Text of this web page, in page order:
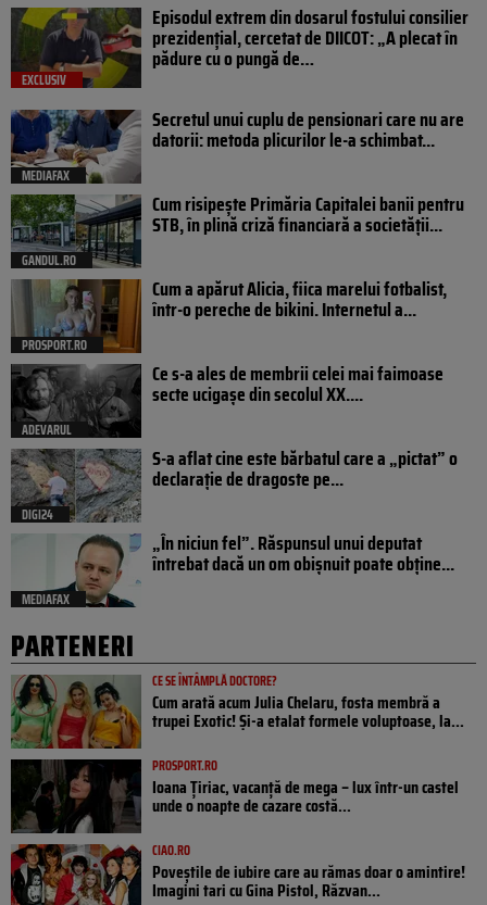
EXCLUSIV
Episodul extrem din dosarul fostului consilier
prezidențial, cercetat de DIICOT: „A plecat în
pădure cu o pungă de…
MEDIAFAX
Secretul unui cuplu de pensionari care nu are
datorii: metoda plicurilor le-a schimbat...
GANDUL.RO
Cum risipește Primăria Capitalei banii pentru
STB, în plină criză financiară a societății...
PROSPORT.RO
Cum a apărut Alicia, fiica marelui fotbalist,
într-o pereche de bikini. Internetul a...
ADEVARUL
Ce s-a ales de membrii celei mai faimoase
secte ucigașe din secolul XX....
DIGI24
S-a aflat cine este bărbatul care a „pictat” o
declarație de dragoste pe...
MEDIAFAX
„În niciun fel”. Răspunsul unui deputat
întrebat dacă un om obișnuit poate obține...
PARTENERI
CE SE ÎNTÂMPLĂ DOCTORE?
Cum arată acum Julia Chelaru, fosta membră a
trupei Exotic! Și-a etalat formele voluptoase, la...
PROSPORT.RO
Ioana Țiriac, vacanță de mega – lux într-un castel
unde o noapte de cazare costă...
CIAO.RO
Poveştile de iubire care au rămas doar o amintire!
Imagini tari cu Gina Pistol, Răzvan...